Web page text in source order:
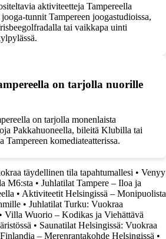
aktiviteetteja Tampereella
tunnit Tampereen joogastudioissa,
tai vaikkapa uinti
on tarjolla nuorille
on tarjolla monenlaista
Pakkahuoneella, bileitä Klubilla tai
Tampereen komediateatterissa.
täydellinen tila tapahtumallesi • Venyy
M6:sta • Juhlatilat Tampere – Iloa ja
• Aktiviteetit Helsingissä – Monipuolista
• Juhlatilat Turku: Vuokraa
• Villa Wuorio – Kodikas ja Viehättävä
• Saunatilat Helsingissä: Vuokraa
– Merenrantakohde Helsingissä •